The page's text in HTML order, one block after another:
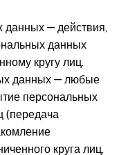
данных — действия,
данных
кругу лиц.
данных — любые
персональных
(передача
круга лиц,